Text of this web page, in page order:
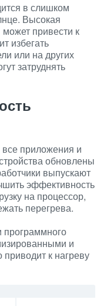
в слишком
Высокая
привести к
избегать
или на других
затруднять
все приложения и
обновлены
выпускают
эффективность
на процессор,
перегрева.
программного
и
к нагреву